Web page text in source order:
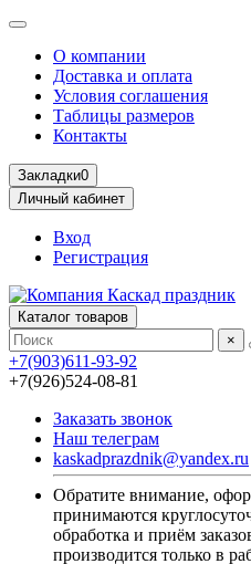
О компании
Доставка и оплата
Условия соглашения
Таблицы размеров
Контакты
Закладки0
Личный кабинет
Вход
Регистрация
Каталог товаров
×
+7(903)611-93-92
+7(926)524-08-81
Заказать звонок
Наш телеграм
kaskadprazdnik@yandex.ru
Обратите внимание,
принимаются
обработка и приём
производится только в